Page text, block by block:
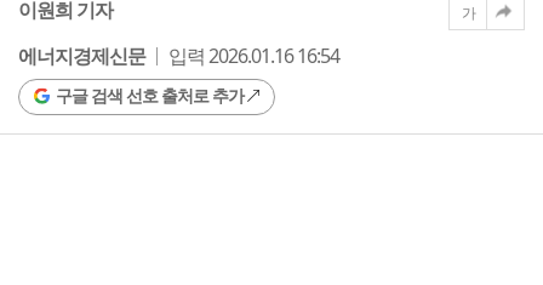
이원희 기자
에너지경제신문
입력 2026.01.16 16:54
구글 검색 선호 출처로 추가
가